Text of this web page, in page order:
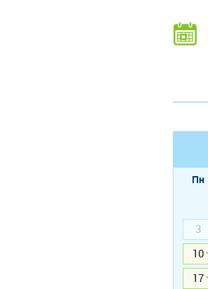
Пн
3
10
17